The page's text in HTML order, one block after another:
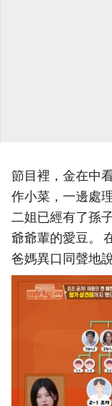
節目裡，金在中
作小菜，一邊處
二姐已經有了孫
爺爺輩的愛豆。
爸媽異口同聲地